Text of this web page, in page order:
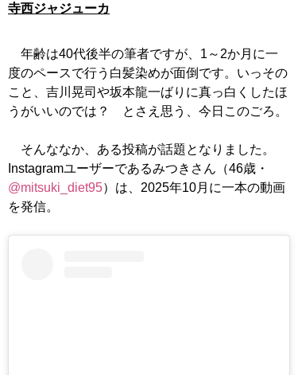
寺西ジャジューカ
年齢は40代後半の筆者ですが、1～2か月に一
度のペースで行う白髪染めが面倒です。いっその
こと、吉川晃司や坂本龍一ばりに真っ白くしたほ
うがいいのでは？ とさえ思う、今日このごろ。
そんななか、ある投稿が話題となりました。
Instagramユーザーであるみつきさん（46歳・
@mitsuki_diet95）は、2025年10月に一本の動画
を発信。